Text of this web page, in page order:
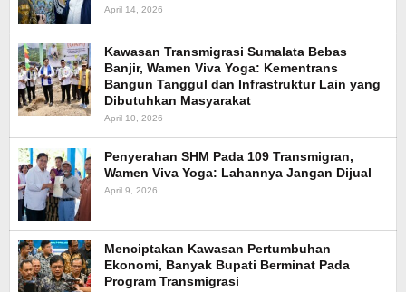
April 14, 2026
Kawasan Transmigrasi Sumalata Bebas
Banjir, Wamen Viva Yoga: Kementrans
Bangun Tanggul dan Infrastruktur Lain yang
Dibutuhkan Masyarakat
April 10, 2026
Penyerahan SHM Pada 109 Transmigran,
Wamen Viva Yoga: Lahannya Jangan Dijual
April 9, 2026
Menciptakan Kawasan Pertumbuhan
Ekonomi, Banyak Bupati Berminat Pada
Program Transmigrasi